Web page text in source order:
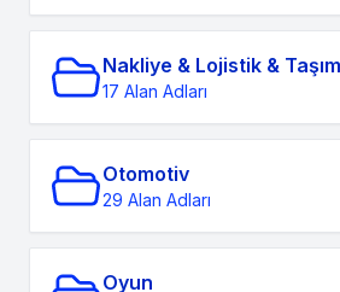
Nakliye & Lojistik &
17 Alan Adları
Otomotiv
29 Alan Adları
Oyun